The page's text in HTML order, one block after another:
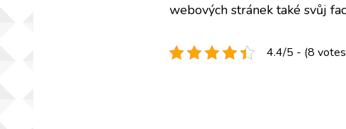
webových stránek také svůj
4.4/5 - (8